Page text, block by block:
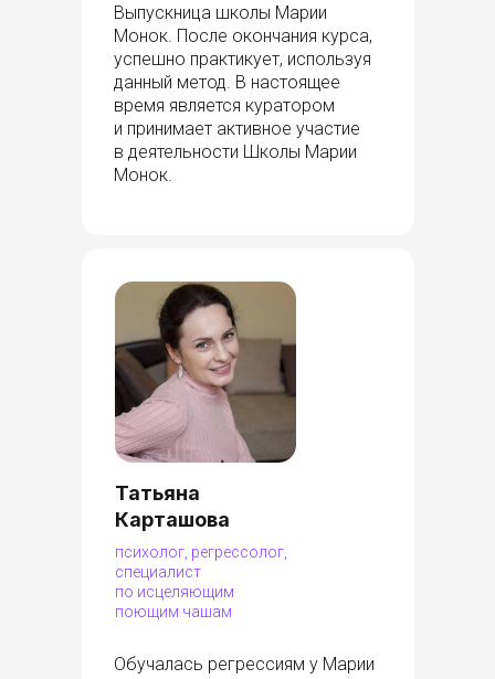
Выпускница школы Марии
Монок. После окончания курса,
успешно практикует, используя
данный метод. В настоящее
время является куратором
и принимает активное участие
в деятельности Школы Марии
Монок.
психолог, регрессолог,
специалист
по исцеляющим
поющим чашам
Татьяна
Карташова
Обучалась регрессиям у Марии